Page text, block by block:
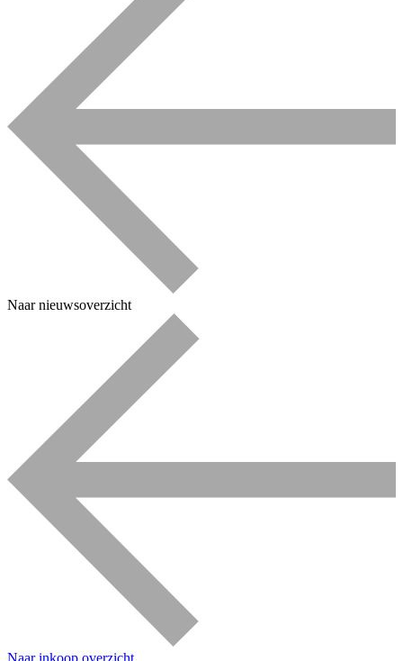
Naar nieuwsoverzicht